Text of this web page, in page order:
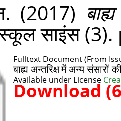
(2017)
स्‍कूल साइंस
Fulltext Document (From
बाह्य अन्तरिक्ष में अन्य संसारों
Available under License
Download